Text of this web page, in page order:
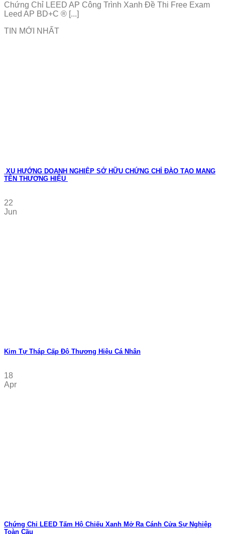
Chứng Chỉ LEED AP Công Trình Xanh Đề Thi Free Exam
Leed AP BD+C ® [...]
TIN MỚI NHẤT
XU HƯỚNG DOANH NGHIỆP SỞ HỮU CHỨNG CHỈ ĐÀO TẠO MANG
TÊN THƯƠNG HIỆU
22
Jun
Kim Tự Tháp Cấp Độ Thương Hiệu Cá Nhân
18
Apr
Chứng Chỉ LEED Tấm Hộ Chiếu Xanh Mở Ra Cánh Cửa Sự Nghiệp
Toàn Cầu